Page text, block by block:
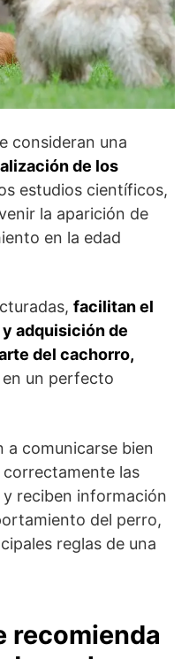
consideran una
de los
estudios científicos,
la aparición de
en la edad
facilitan el
adquisición de
del cachorro,
un perfecto
a comunicarse bien
las
y reciben información
del perro,
reglas de una
recomienda